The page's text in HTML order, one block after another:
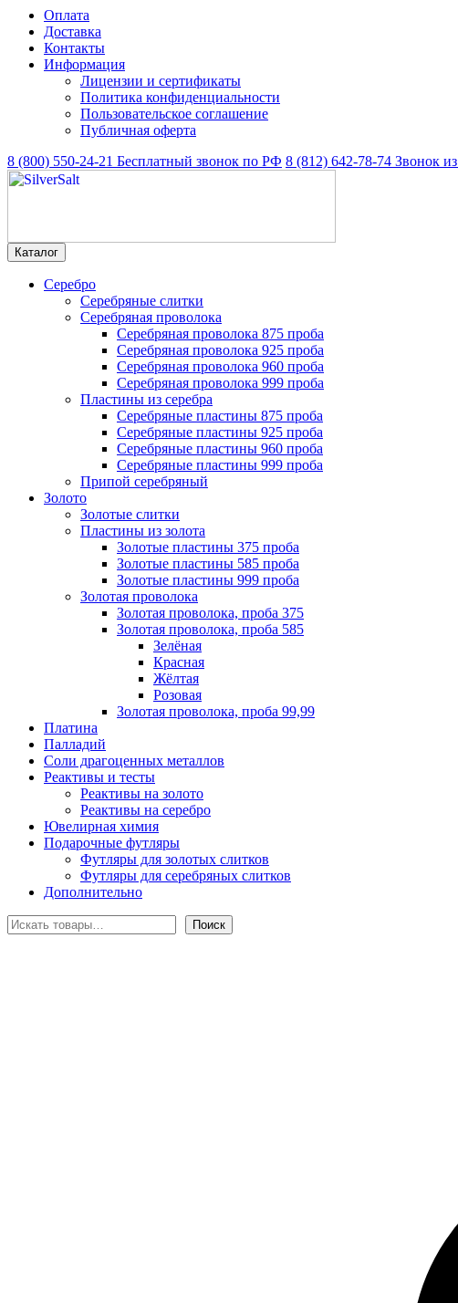
Оплата
Доставка
Контакты
Информация
Лицензии и сертификаты
Политика конфиденциальности
Пользовательское соглашение
Публичная оферта
8 (800) 550-24-21 Бесплатный звонок по РФ 8 (812) 642-78-74 Звонок
Каталог
Серебро
Серебряные слитки
Серебряная проволока
Серебряная проволока 875 проба
Серебряная проволока 925 проба
Серебряная проволока 960 проба
Серебряная проволока 999 проба
Пластины из серебра
Серебряные пластины 875 проба
Серебряные пластины 925 проба
Серебряные пластины 960 проба
Серебряные пластины 999 проба
Припой серебряный
Золото
Золотые слитки
Пластины из золота
Золотые пластины 375 проба
Золотые пластины 585 проба
Золотые пластины 999 проба
Золотая проволока
Золотая проволока, проба 375
Золотая проволока, проба 585
Зелёная
Красная
Жёлтая
Розовая
Золотая проволока, проба 99,99
Платина
Палладий
Соли драгоценных металлов
Реактивы и тесты
Реактивы на золото
Реактивы на серебро
Ювелирная химия
Подарочные футляры
Футляры для золотых слитков
Футляры для серебряных слитков
Дополнительно
Поиск
Поиск